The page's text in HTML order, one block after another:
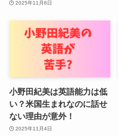
2025年11月6日
小野田紀美は英語能力は低
い？米国生まれなのに話せ
ない理由が意外！
2025年11月4日